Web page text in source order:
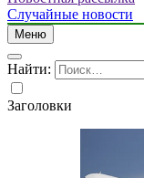
Случайные новости
Меню
Найти:
Заголовки